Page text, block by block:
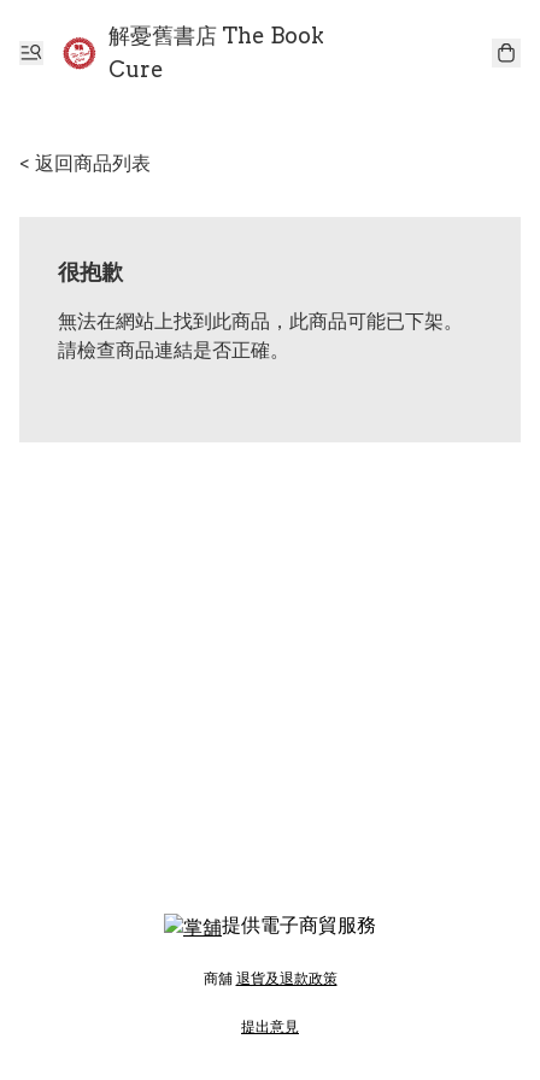
解憂舊書店 The Book
Cure
< 返回商品列表
很抱歉
無法在網站上找到此商品，此商品可能已下架。
請檢查商品連結是否正確。
提供電子商貿服務
商舖 退貨及退款政策
提出意見